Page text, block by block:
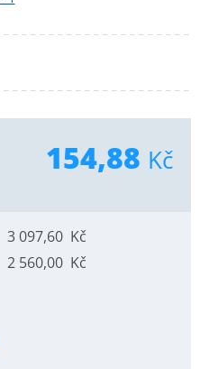
154,88 Kč
3 097,60 Kč
2 560,00 Kč